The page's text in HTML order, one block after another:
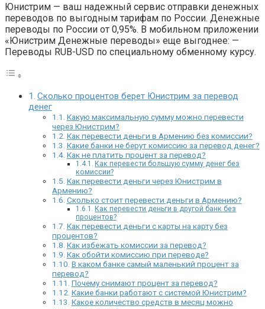
Юнистрим — ваш надежный сервис отправки денежных
переводов по выгодным тарифам по России. Денежные
переводы по России от 0,95%. В мобильном приложении
«Юнистрим Денежные переводы» еще выгоднее: —
Переводы RUB-USD по специальному обменному курсу.
Сколько процентов берет Юнистрим за перевод
денег
Какую максимальную сумму можно перевести
через Юнистрим?
Как перевести деньги в Армению без комиссии?
Какие банки не берут комиссию за перевод денег?
Как не платить процент за перевод?
Как перевести большую сумму денег без
комиссии?
Как перевести деньги через Юнистрим в
Армению?
Сколько стоит перевести деньги в Армению?
Как перевести деньги в другой банк без
процентов?
Как перевести деньги с карты на карту без
процентов?
Как избежать комиссии за перевод?
Как обойти комиссию при переводе?
В каком банке самый маленький процент за
перевод?
Почему снимают процент за перевод?
Какие банки работают с системой Юнистрим?
Какое количество средств в месяц можно